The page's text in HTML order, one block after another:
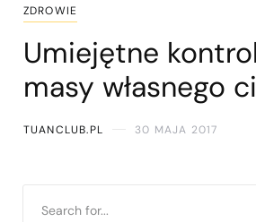
ZDROWIE
Umiejętne
masy własnego
TUANCLUB.PL 30 MAJA 2017